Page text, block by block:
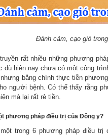
Đánh cảm, cạo gió
rất nhiều những phương
dù hiện nay chưa có một công
bằng chính thực tiễn
người bệnh. Có thể thấy rằng
mà lại rất rẻ tiền.
phương pháp điều trị của Đông y?
trong 6 phương pháp điều trị